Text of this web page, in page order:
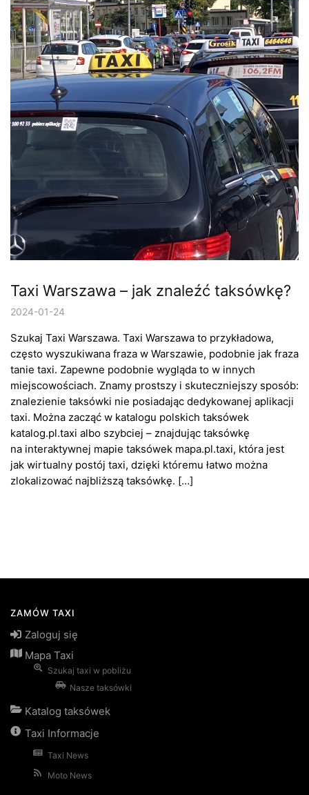
Taxi Warszawa – jak znaleźć taksówkę?
2024-01-24
Szukaj Taxi Warszawa. Taxi Warszawa to przykładowa,
często wyszukiwana fraza w Warszawie, podobnie jak fraza
tanie taxi. Zapewne podobnie wygląda to w innych
miejscowościach. Znamy prostszy i skuteczniejszy sposób:
znalezienie taksówki nie posiadając dedykowanej aplikacji
taxi. Można zacząć w katalogu polskich taksówek
katalog.pl.taxi albo szybciej – znajdując taksówkę
na interaktywnej mapie taksówek mapa.pl.taxi, która jest
jak wirtualny postój taxi, dzięki któremu łatwo można
zlokalizować najbliższą taksówkę. […]
ZAMÓW TAXI
Zaloguj się
Mapa Taxi
Szukaj taxi w pobliżu
Nasze taksówki
Katalog taksówek
Taxi Informacje
Taxi News
Moto News